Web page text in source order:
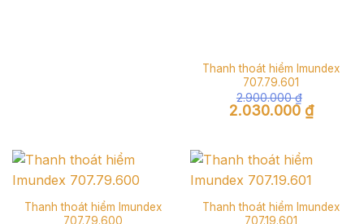
Thanh thoát hiểm Imundex
707.79.601
2.900.000₫
Giá
gốc
2.030.000 ₫Giá
hiện
Thanh thoát hiểm Imundex
707.79.600
Thanh thoát hiểm Imundex
707.19.601